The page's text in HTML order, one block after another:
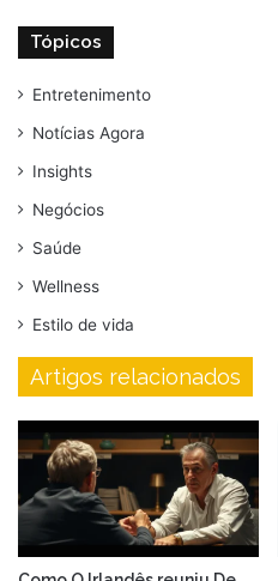
Tópicos
Entretenimento
Notícias Agora
Insights
Negócios
Saúde
Wellness
Estilo de vida
Artigos relacionados